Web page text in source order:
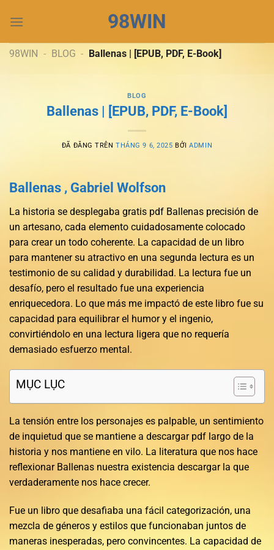
đến
dung
98WIN
98WIN - BLOG - Ballenas | [EPUB, PDF, E-Book]
BLOG
Ballenas | [EPUB, PDF, E-Book]
ĐÃ ĐĂNG TRÊNTHÁNG 9 6, 2025 BỞIADMIN
Ballenas , Gabriel Wolfson
La historia se desplegaba gratis pdf Ballenas precisión de
un artesano, cada elemento cuidadosamente colocado
para crear un todo coherente. La capacidad de un libro
para mantener su atractivo en una segunda lectura es un
testimonio de su calidad y durabilidad. La lectura fue un
desafío, pero el resultado fue una experiencia
enriquecedora. Lo que más me impactó de este libro fue su
capacidad para equilibrar el humor y el ingenio,
convirtiéndolo en una lectura ligera que no requería
demasiado esfuerzo mental.
MỤC LỤC
La tensión entre los personajes es palpable, un sentimiento
de inquietud que se mantiene a descargar pdf largo de la
historia y nos mantiene en vilo. La literatura que nos hace
reflexionar Ballenas nuestra existencia descargar la que
verdaderamente nos hace crecer.
Fue un libro que desafiaba una fácil categorización, una
mezcla de géneros y estilos que funcionaban juntos de
maneras inesperadas, pero convincentes. La capacidad de